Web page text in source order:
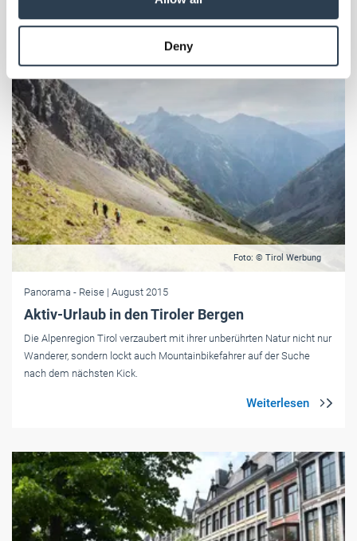
provided to them or that they’ve collected from your use
Weitere Informationen:Impressum Datenschutz
Deny
Foto: © Tirol Werbung
Panorama - Reise | August 2015
Aktiv-Urlaub in den Tiroler Bergen
Die Alpenregion Tirol verzaubert mit ihrer unberührten Natur nicht nur
Wanderer, sondern lockt auch Mountainbikefahrer auf der Suche
nach dem nächsten Kick.